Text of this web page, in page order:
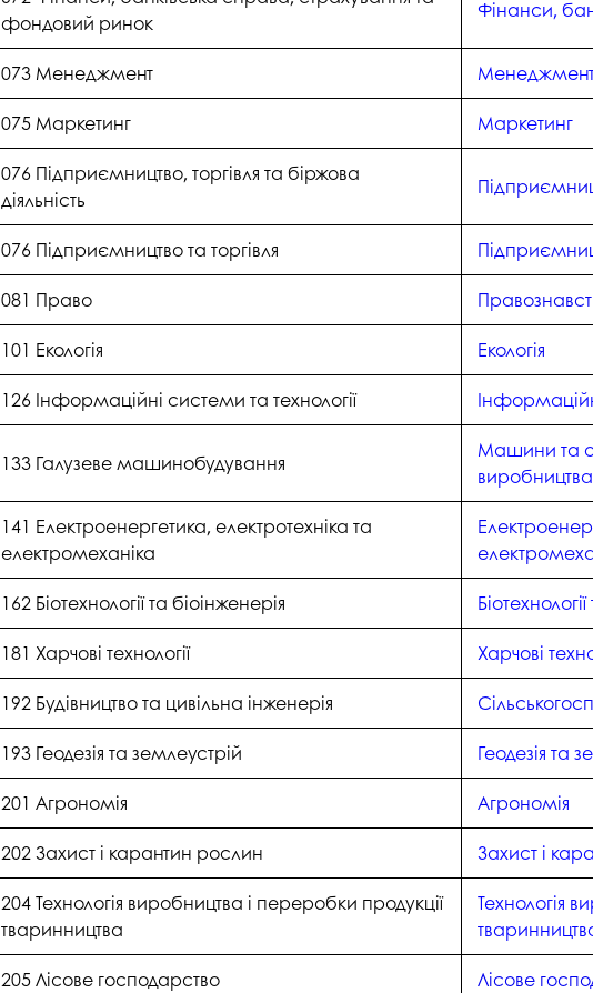
фондовий ринок
Фінанси,
073 Менеджмент
075 Маркетинг
Маркетинг
076 Підприємництво, торгівля та біржова
діяльність
076 Підприємництво та торгівля
081 Право
101 Екологія
Екологія
126 Інформаційні системи та технології
133 Галузеве машинобудування
Машини та
виробництва
141 Електроенергетика, електротехніка та
електромеханіка
162 Біотехнології та біоінженерія
181 Харчові технології Харчові
192 Будівництво та цивільна інженерія
193 Геодезія та землеустрій
Геодезія та
201 Агрономія
Агрономія
202 Захист і карантин рослин
Захист і
204 Технологія виробництва і переробки продукції
тваринництва
Технологія
205 Лісове господарство
Лісове